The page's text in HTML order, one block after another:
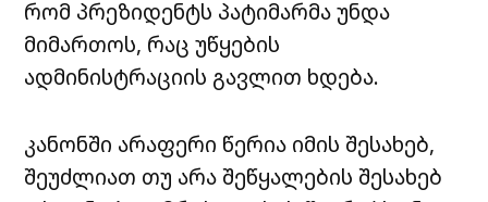
რომ პრეზიდენტს პატიმარმა უნდა
მიმართოს, რაც უწყების
ადმინისტრაციის გავლით ხდება.
კანონში არაფერი წერია იმის შესახებ,
შეუძლიათ თუ არა შეწყალების შესახებ